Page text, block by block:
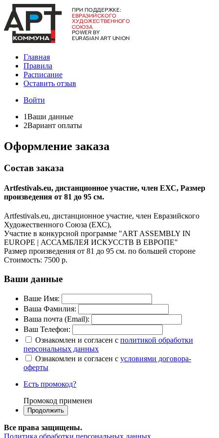
Главная
Правила
Расписание
Оставить отзыв
Войти
1Ваши данные
2Вариант оплаты
Оформление заказа
Состав заказа
Artfestivals.eu, дистанционное участие, член ЕХС, Размер
произведения от 81 до 95 см.
Artfestivals.eu, дистанционное участие, член Евразийского
Художественного Союза (ЕХС),
Участие в конкурсной программе "ART ASSEMBLY IN
EUROPE | АССАМБЛЕЯ ИСКУССТВ В ЕВРОПЕ"
Размер произведения от 81 до 95 см. по большей стороне
Стоимость: 7500 р.
Ваши данные
Ваше Имя:
Ваша Фамилия:
Ваша почта (Email):
Ваш Телефон:
Ознакомлен и согласен с политикой обработки
персональных данных
Ознакомлен и согласен с условиями договора-
оферты
Есть промокод?
Промокод применен
Все права защищены.
Политика обработки персональных данных